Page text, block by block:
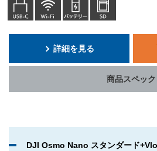
詳細を見る
商品スペック
DJI Osmo Nano スタンダード